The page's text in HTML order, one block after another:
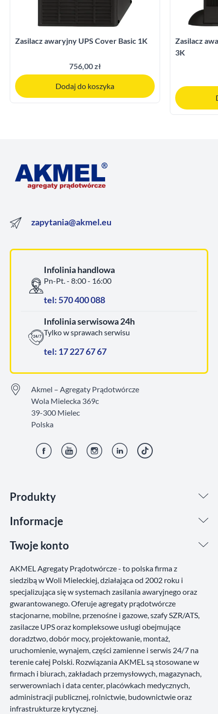
Zasilacz awaryjny UPS Cover Basic 1K
756,00 zł
Dodaj do koszyka
Zasilacz
3K
Produkty
Informacje
Twoje konto
zapytania@akmel.eu
Infolinia handlowa
Pn-Pt. - 8:00 - 16:00
tel: 570 400 088
Infolinia serwisowa 24h
Tylko w sprawach serwisu
tel: 17 227 67 67
Akmel – Agregaty Prądotwórcze
Wola Mielecka 369c
39-300 Mielec
Polska
AKMEL Agregaty Prądotwórcze - to polska firma z
siedzibą w Woli Mieleckiej, działająca od 2002 roku i
specjalizująca się w systemach zasilania awaryjnego oraz
gwarantowanego. Oferuje agregaty prądotwórcze
stacjonarne, mobilne, przenośne i gazowe, szafy SZR/ATS,
zasilacze UPS oraz kompleksowe usługi obejmujące
doradztwo, dobór mocy, projektowanie, montaż,
uruchomienie, wynajem, części zamienne i serwis 24/7 na
terenie całej Polski. Rozwiązania AKMEL są stosowane w
firmach i biurach, zakładach przemysłowych, magazynach,
serwerowniach i data center, placówkach medycznych,
administracji publicznej, rolnictwie, budownictwie oraz
infrastrukturze krytycznej.